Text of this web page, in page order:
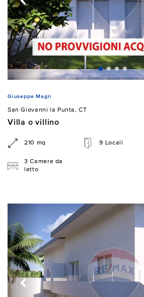
Giuseppe Magrì
San Giovanni la Punta, CT
Villa o villino
210 mq 9 Locali
3 Camere da
letto